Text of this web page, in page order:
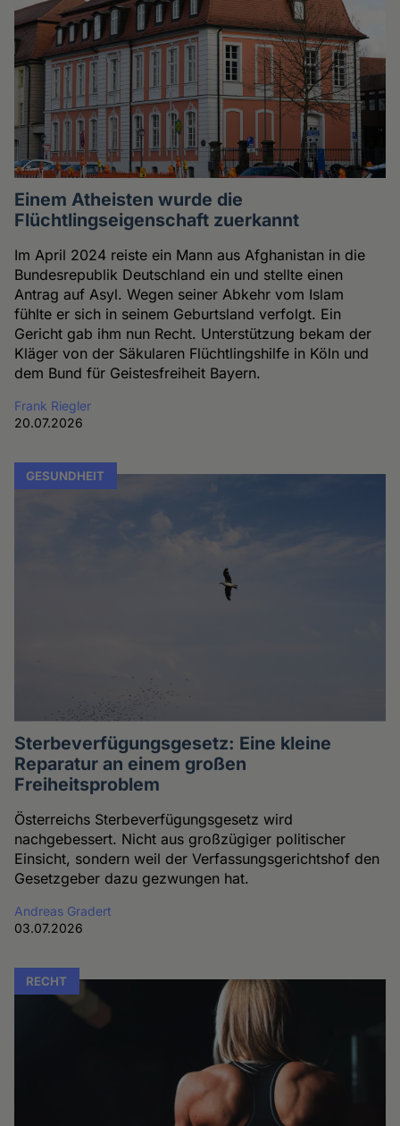
Einem Atheisten wurde die
Flüchtlingseigenschaft zuerkannt
Im April 2024 reiste ein Mann aus Afghanistan in die
Bundesrepublik Deutschland ein und stellte einen
Antrag auf Asyl. Wegen seiner Abkehr vom Islam
fühlte er sich in seinem Geburtsland verfolgt. Ein
Gericht gab ihm nun Recht. Unterstützung bekam der
Kläger von der Säkularen Flüchtlingshilfe in Köln und
dem Bund für Geistesfreiheit Bayern.
Frank Riegler
20.07.2026
GESUNDHEIT
Sterbeverfügungsgesetz: Eine kleine
Reparatur an einem großen
Freiheitsproblem
Österreichs Sterbeverfügungsgesetz wird
nachgebessert. Nicht aus großzügiger politischer
Einsicht, sondern weil der Verfassungsgerichtshof den
Gesetzgeber dazu gezwungen hat.
Andreas Gradert
03.07.2026
RECHT